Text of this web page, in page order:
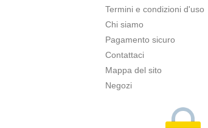
Termini e condizioni d'uso
Chi siamo
Pagamento sicuro
Contattaci
Mappa del sito
Negozi